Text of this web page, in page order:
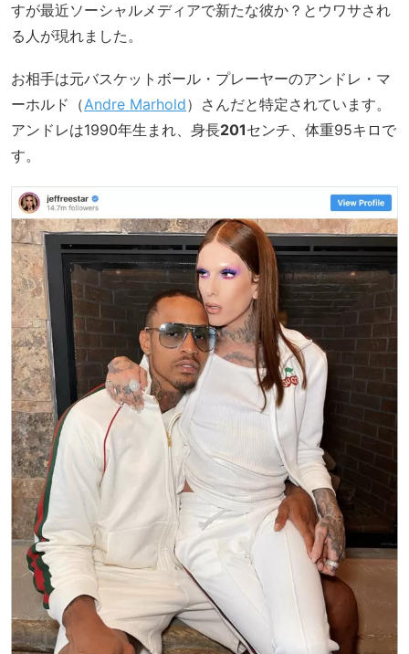
すが最近ソーシャルメディアで新たな彼か？とウワサされ
る人が現れました。
お相手は元バスケットボール・プレーヤーのアンドレ・マ
ーホルド（Andre Marhold）さんだと特定されています。
アンドレは1990年生まれ、身長201センチ、体重95キロで
す。